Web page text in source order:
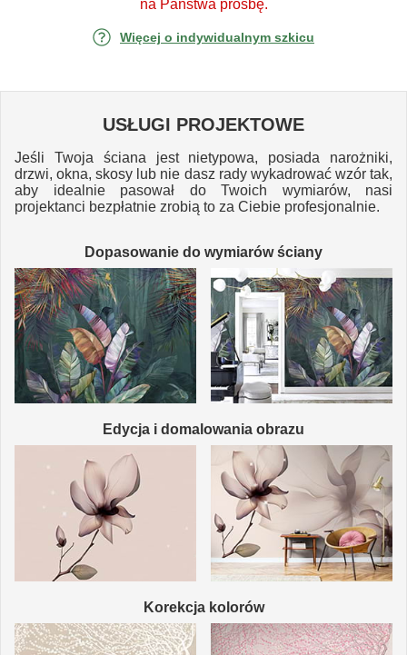
na Państwa prośbę.
Więcej o indywidualnym szkicu
USŁUGI PROJEKTOWE
Jeśli Twoja ściana jest nietypowa, posiada narożniki,
drzwi, okna, skosy lub nie dasz rady wykadrować wzór tak,
aby idealnie pasował do Twoich wymiarów, nasi
projektanci bezpłatnie zrobią to za Ciebie profesjonalnie.
Dopasowanie do wymiarów ściany
Edycja i domalowania obrazu
Korekcja kolorów